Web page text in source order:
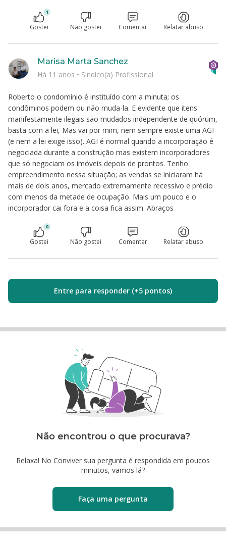
1
Gostei Não gostei Comentar Relatar abuso
Roberto o condomínio é instituído com a minuta; os
condôminos podem ou não muda-la. E evidente que itens
manifestamente ilegais são mudados independente de quórum,
basta com a lei, Mas vai por mim, nem sempre existe uma AGI
(e nem a lei exige isso). AGI é normal quando a incorporação é
negociada durante a construção mas existem incorporadores
que só negociam os imóveis depois de prontos. Tenho
empreendimento nessa situação; as vendas se iniciaram há
mais de dois anos, mercado extremamente recessivo e prédio
com menos da metade de ocupação. Mais um pouco e o
incorporador cai fora e a coisa fica assim. Abraços
Marisa Marta Sanchez
Há 11 anos • Síndico(a) Profissional
0
Gostei Não gostei Comentar Relatar abuso
Entre para responder (+5 pontos)
Não encontrou o que procurava?
Relaxa! No Conviver sua pergunta é respondida em poucos
minutos, vamos lá?
Faça uma pergunta